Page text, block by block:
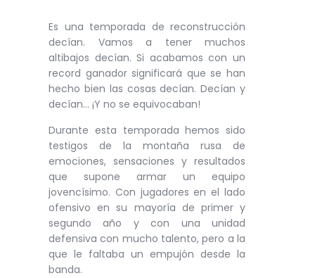
Es una temporada de reconstrucción
decían. Vamos a tener muchos
altibajos decían. Si acabamos con un
record ganador significará que se han
hecho bien las cosas decían. Decían y
decían… ¡Y no se equivocaban!
Durante esta temporada hemos sido
testigos de la montaña rusa de
emociones, sensaciones y resultados
que supone armar un equipo
jovencísimo. Con jugadores en el lado
ofensivo en su mayoría de primer y
segundo año y con una unidad
defensiva con mucho talento, pero a la
que le faltaba un empujón desde la
banda.